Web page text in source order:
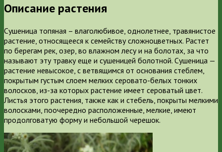
Описание растения
Сушеница топяная – влаголюбивое, однолетнее, травянистое
растение, относящееся к семейству сложноцветных. Растет
по берегам рек, озер, во влажном лесу и на болотах, за что
называют эту травку еще и сушеницей болотной. Сушеница —
растение невысокое, с ветвящимся от основания стеблем,
покрытым густым слоем мелких серовато-белых тонких
волосков, из-за которых растение имеет сероватый цвет.
Листья этого растения, также как и стебель, покрыты мелкими
волосками, поочередно расположенные, мелкие, имеют
продолговатую форму и небольшой черешок.